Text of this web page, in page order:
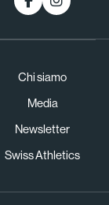
Chi siamo
Media
Newsletter
Swiss Athletics